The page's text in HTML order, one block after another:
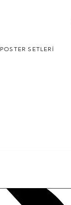
POSTER SETLERİ